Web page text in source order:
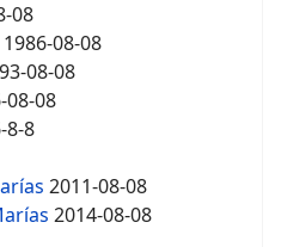
08
1986-08-08
08-08
08-08
8-8
2011-08-08
2014-08-08